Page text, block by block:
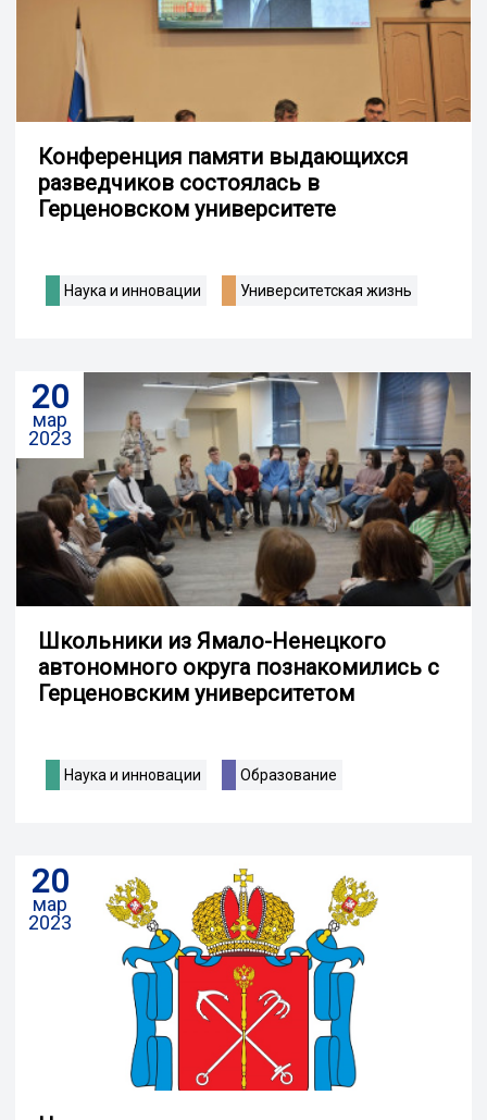
Конференция памяти выдающихся
разведчиков состоялась в
Герценовском университете
Наука и инновации Университетская жизнь
20
мар
2023
Школьники из Ямало-Ненецкого
автономного округа познакомились с
Герценовским университетом
Наука и инновации Образование
20
мар
2023